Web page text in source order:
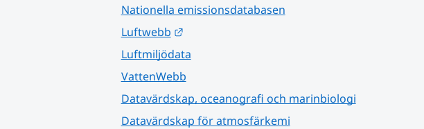
Nationella emissionsdatabasen
Luftwebb
Länk till annan webbplats.
Luftmiljödata
VattenWebb
Datavärdskap, oceanografi och marinbiologi
Datavärdskap för atmosfärkemi